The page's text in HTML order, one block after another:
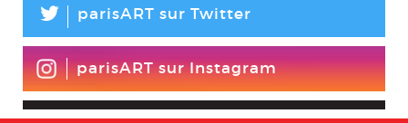
L parisART sur Twitter
parisART sur Instagram